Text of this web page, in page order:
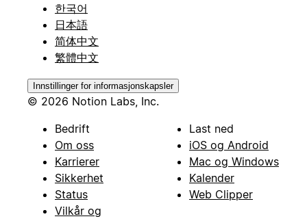
한국어
日本語
简体中文
繁體中文
Innstillinger for informasjonskapsler
© 2026 Notion Labs, Inc.
Bedrift
Om oss
Karrierer
Sikkerhet
Status
Vilkår og
Last ned
iOS og Android
Mac og Windows
Kalender
Web Clipper